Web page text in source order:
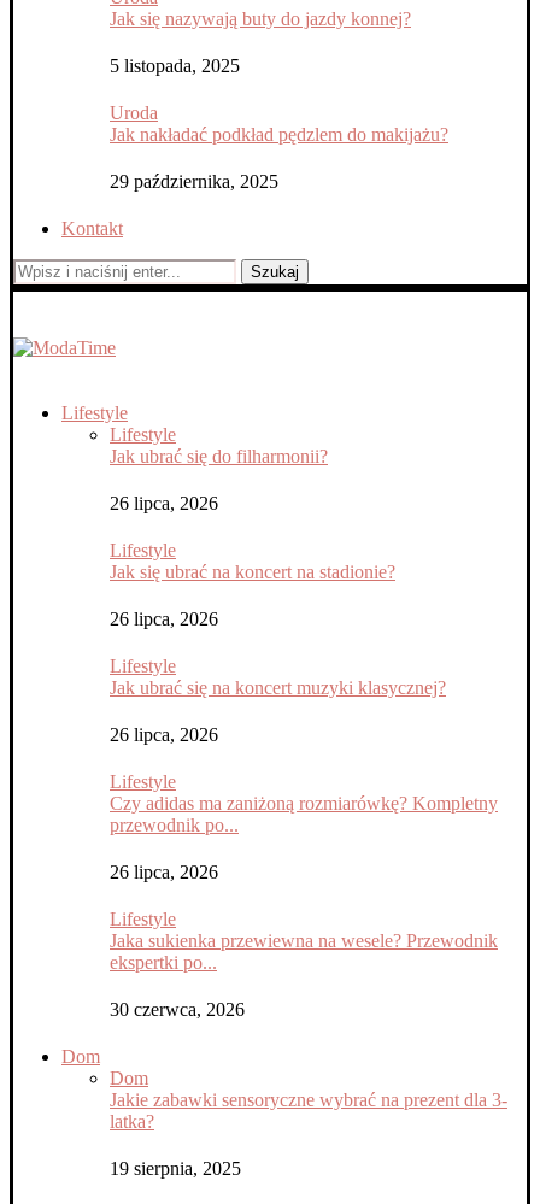
Jak się nazywają buty do jazdy konnej?
5 listopada, 2025
Uroda
Jak nakładać podkład pędzlem do makijażu?
29 października, 2025
Kontakt
Szukaj
Lifestyle
Lifestyle
Jak ubrać się do filharmonii?
26 lipca, 2026
Lifestyle
Jak się ubrać na koncert na stadionie?
26 lipca, 2026
Lifestyle
Jak ubrać się na koncert muzyki klasycznej?
26 lipca, 2026
Lifestyle
Czy adidas ma zaniżoną rozmiarówkę? Kompletny
przewodnik po...
26 lipca, 2026
Lifestyle
Jaka sukienka przewiewna na wesele? Przewodnik
ekspertki po...
30 czerwca, 2026
Dom
Dom
Jakie zabawki sensoryczne wybrać na prezent dla 3-
latka?
19 sierpnia, 2025